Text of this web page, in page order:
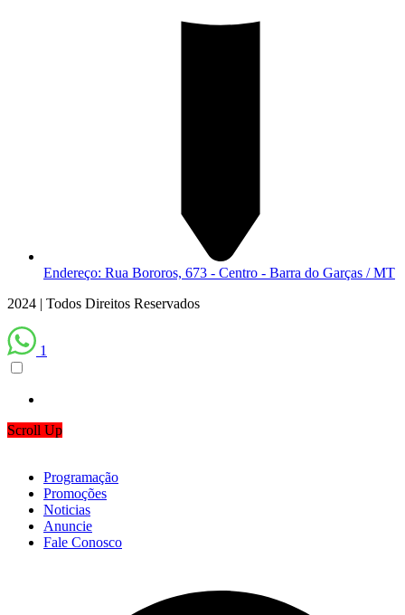
Endereço: Rua Bororos, 673 - Centro - Barra do Garças / MT
2024 | Todos Direitos Reservados
1
Scroll Up
Programação
Promoções
Noticias
Anuncie
Fale Conosco